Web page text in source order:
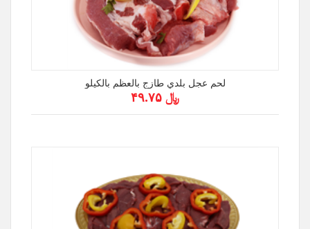
لحم عجل بلدي طازج بالعظم بالكيلو
﷼ ۴۹.۷۵